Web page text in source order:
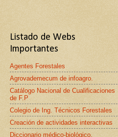
Listado de Webs
Importantes
Agentes Forestales
Agrovademecum de infoagro.
Catálogo Nacional de Cualificaciones
de F.P
Colegio de Ing. Técnicos Forestales
Creación de actividades interactivas
Diccionario médico-biológico,